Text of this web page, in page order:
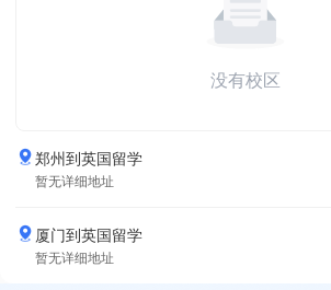
没有校区
郑州到英国留学
暂无详细地址
厦门到英国留学
暂无详细地址